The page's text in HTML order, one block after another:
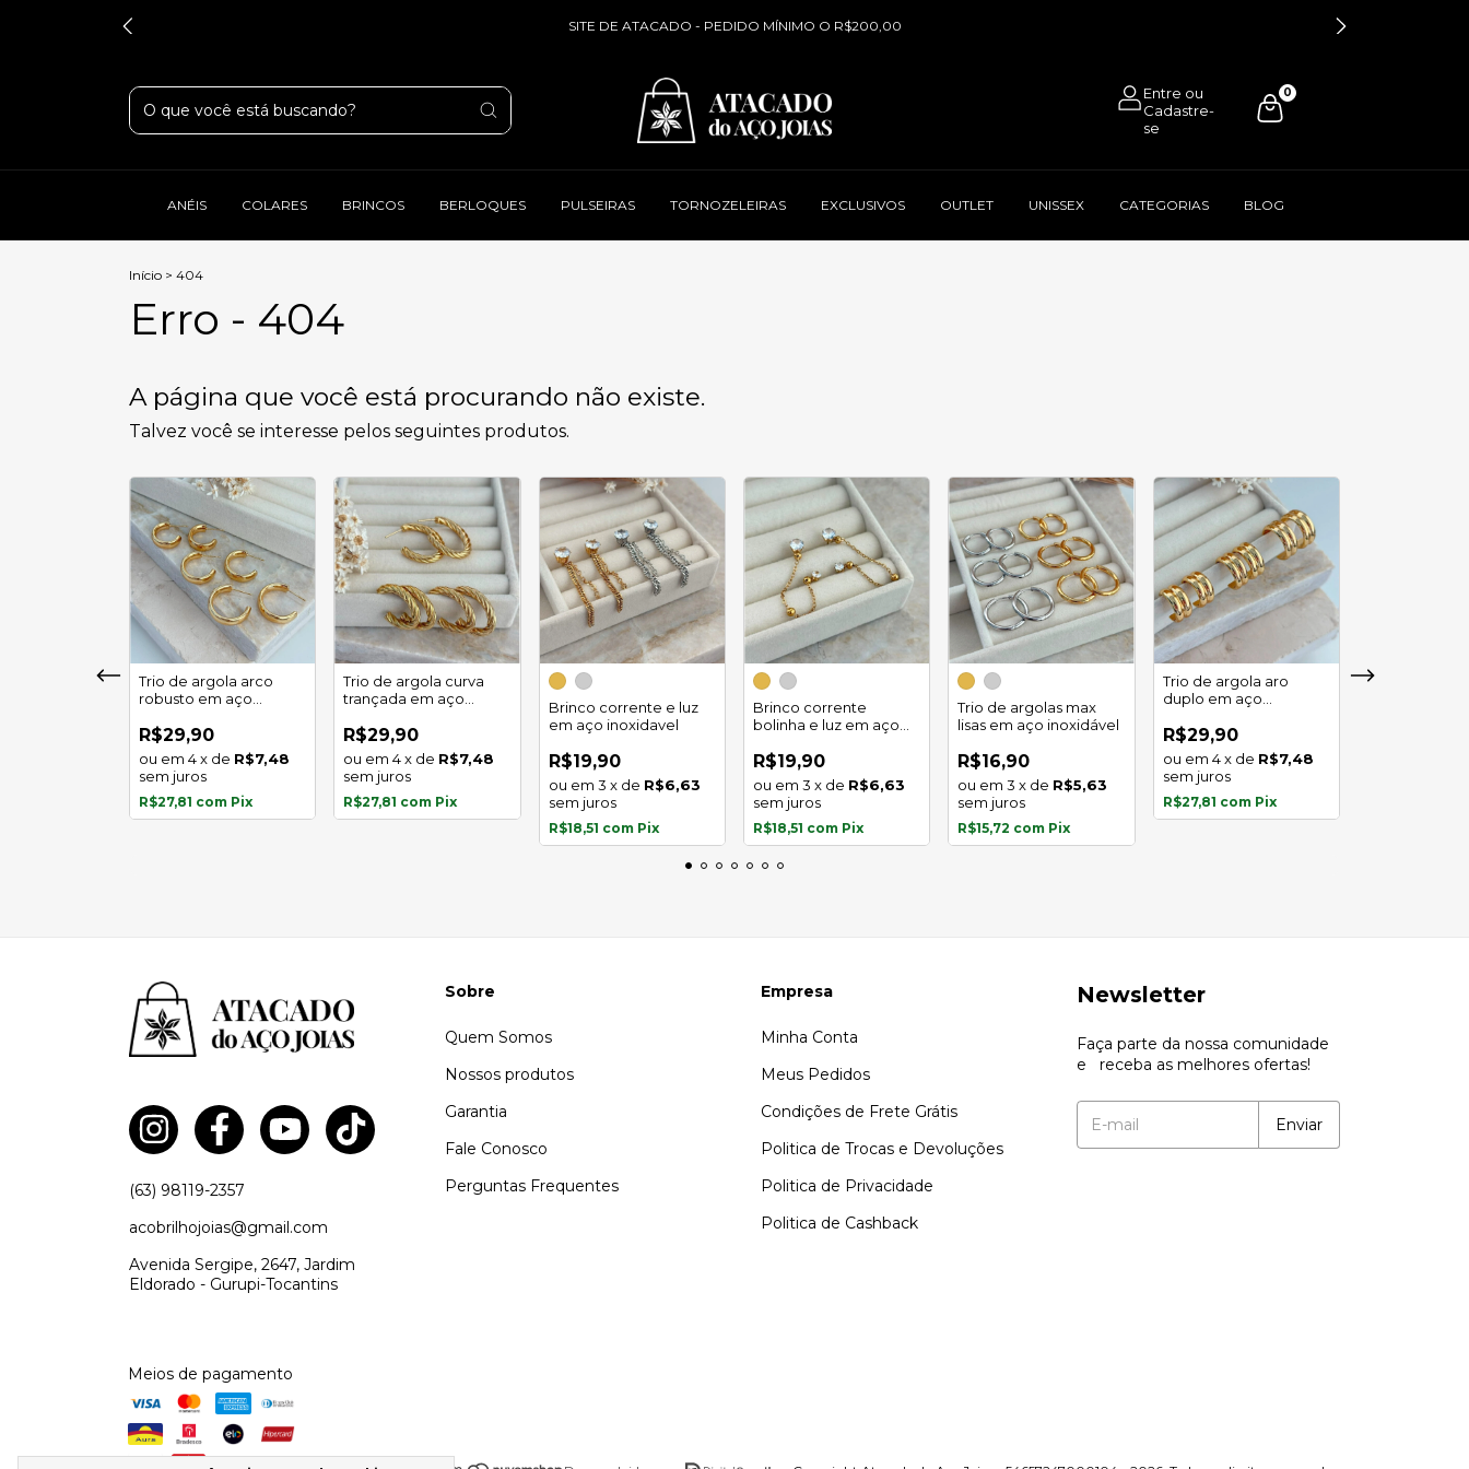
SITE DE ATACADO - PEDIDO MÍNIMO O R$200,00
0
ANÉIS COLARES BRINCOS BERLOQUES PULSEIRAS TORNOZELEIRAS EXCLUSIVOS OUTLET UNISSEX CATEGORIAS BLOG
Início > 404
Erro - 404
A página que você está procurando não existe.
Talvez você se interesse pelos seguintes produtos.
Trio de argola arco
robusto em aço
R$29,90
4x de R$7,48
sem juros
R$27,81 com Pix
Trio de argola curva
trançada em aço
R$29,90
4 x de R$7,48
sem juros
R$27,81 com Pix
Brinco corrente e luz
em aço inoxidavel
R$19,90
3 x de R$6,63
sem juros
R$18,51 com Pix
Brinco corrente
bolinha e luz em aço
R$19,90
3 x de R$6,63
sem juros
R$18,51 com Pix
Trio de argolas max
lisas em aço inoxidável
R$16,90
3 x de R$5,63
sem juros
R$15,72 com Pix
Trio de argola aro
duplo em aço
R$29,90
4 x de R$7,48
sem juros
R$27,81 com Pix
(63) 98119-2357
acobrilhojoias@gmail.com
Avenida Sergipe, 2647, Jardim
Eldorado - Gurupi-Tocantins
Sobre
Quem Somos
Nossos produtos
Garantia
Fale Conosco
Perguntas Frequentes
Empresa
Minha Conta
Meus Pedidos
Condições de Frete Grátis
Politica de Trocas e Devoluções
Politica de Privacidade
Politica de Cashback
Newsletter
Faça parte da nossa comunidade
e receba as melhores ofertas!
Meios de pagamento